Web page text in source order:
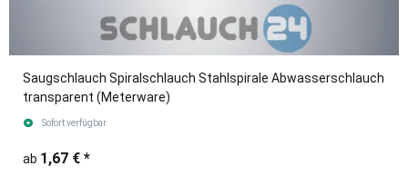
Saugschlauch Spiralschlauch Stahlspirale Abwasserschlauch
transparent (Meterware)
Sofort verfügbar
ab 1,67 € *